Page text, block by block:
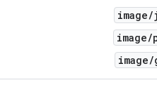
image/